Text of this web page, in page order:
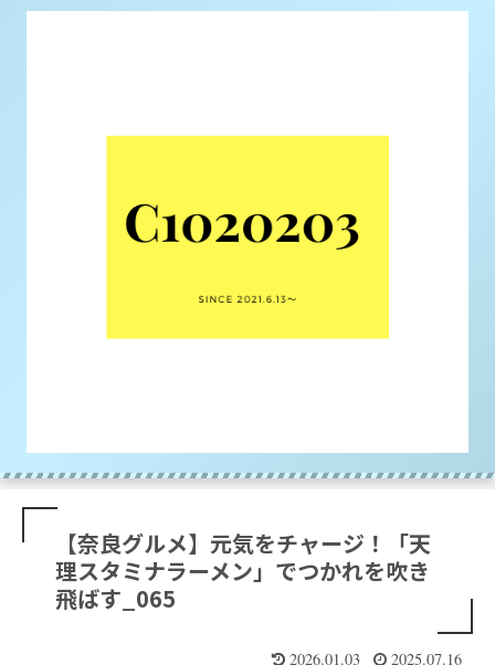
【奈良グルメ】元気をチャージ！「天
理スタミナラーメン」でつかれを吹き
飛ばす_065
2026.01.03 2025.07.16